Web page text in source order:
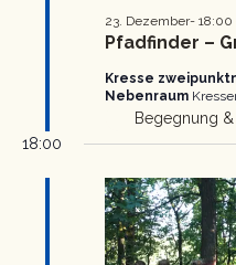
Pfadfinder –
23. Dezember- 18:00
Kresse
Nebenraum
Begegnung
18:00